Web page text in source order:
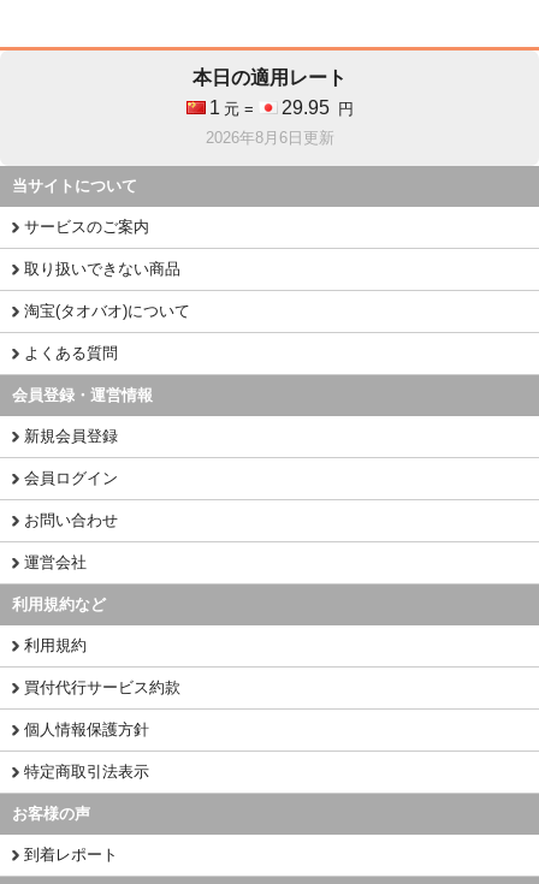
本日の適用レート
1 元 = 29.95
円
2026年8月6日更新
当サイトについて
サービスのご案内
取り扱いできない商品
淘宝(タオバオ)について
よくある質問
会員登録・運営情報
新規会員登録
会員ログイン
お問い合わせ
運営会社
利用規約など
利用規約
買付代行サービス約款
個人情報保護方針
特定商取引法表示
お客様の声
到着レポート